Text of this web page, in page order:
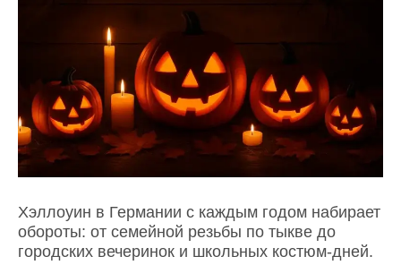
Хэллоуин в Германии с каждым годом набирает
обороты: от семейной резьбы по тыкве до
городских вечеринок и школьных костюм-дней.